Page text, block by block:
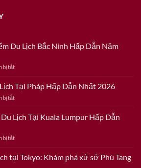
Du Lịch Bắc Ninh Hấp Dẫn Năm
bị tắtở
Phá
Điểm
Du
Bắc
Dẫn
2026
Tại Pháp Hấp Dẫn Nhất 2026
bị tắtở
Điểm
Du
Tại
Hấp
Lịch Tại Kuala Lumpur Hấp Dẫn
bị tắtở
Địa
Điểm
tại Tokyo: Khám phá xứ sở Phù Tang